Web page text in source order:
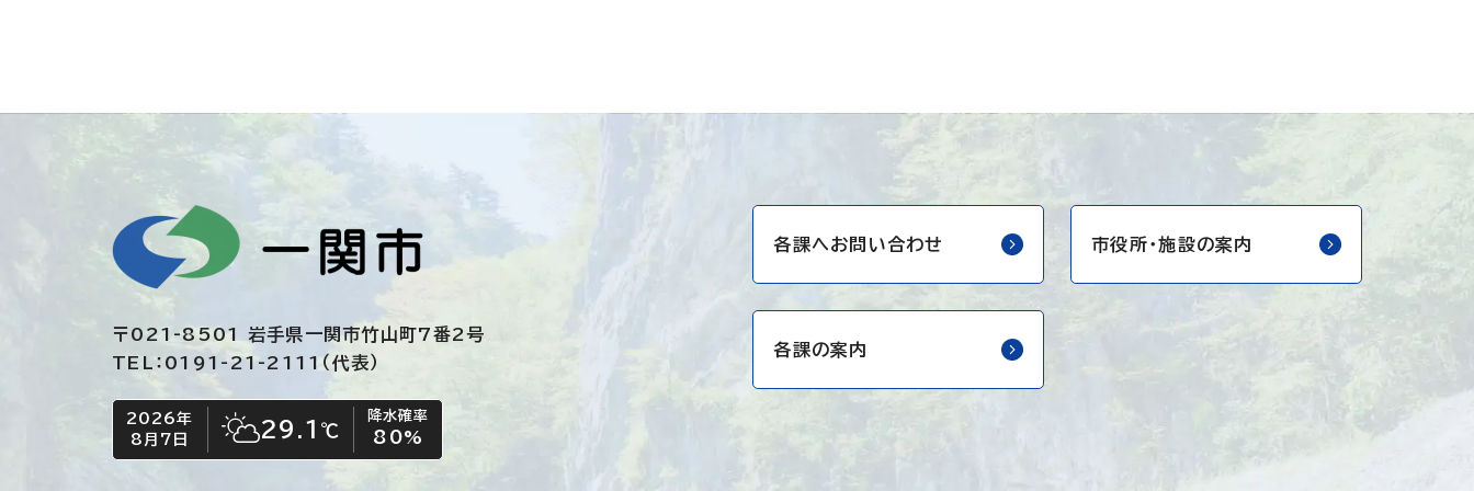
〒021-8501 岩手県一関市竹山町7番2号
TEL：0191-21-2111（代表）
今日の日付
2026年
8月7日
今日の天気
晴れ時々くもり
29.1℃
降水確率
80%
各課へお問い合わせ 市役所・施設の案内
各課の案内